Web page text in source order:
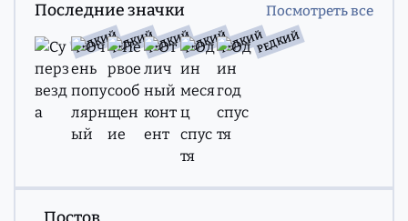
Последние значки Посмотреть все
РЕДКИЙРЕДКИЙРЕДКИЙРЕДКИЙРЕДКИЙРЕДКИЙ